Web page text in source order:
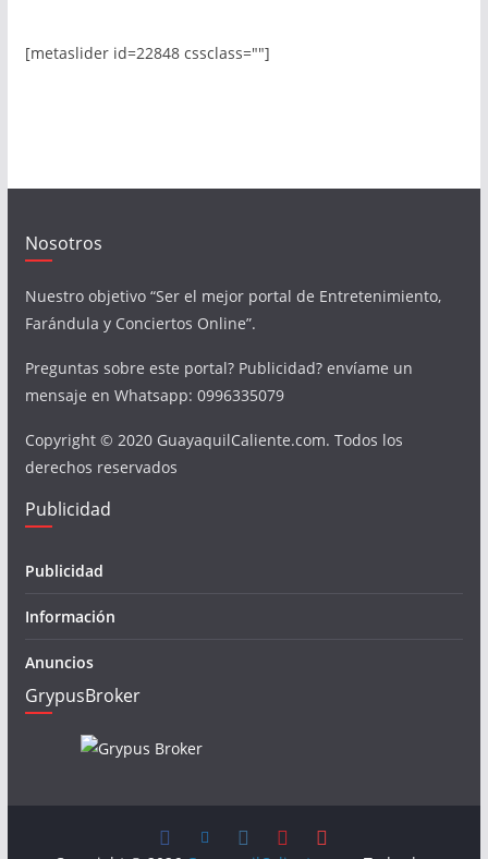
[metaslider id=22848 cssclass=""]
Nosotros
Nuestro objetivo “Ser el mejor portal de Entretenimiento,
Farándula y Conciertos Online”.
Preguntas sobre este portal? Publicidad? envíame un
mensaje en Whatsapp: 0996335079
Copyright © 2020 GuayaquilCaliente.com. Todos los
derechos reservados
Publicidad
Publicidad
Información
Anuncios
GrypusBroker